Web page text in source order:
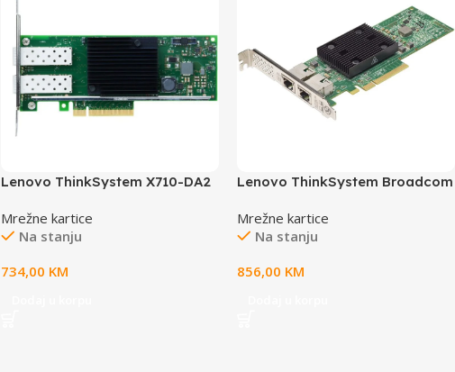
Lenovo ThinkSystem X710-DA2
Adapter
Mrežne kartice
Na stanju
734,00 KM
Lenovo ThinkSystem Broadcom
Ethernet Adapter
Mrežne kartice
Na stanju
856,00 KM